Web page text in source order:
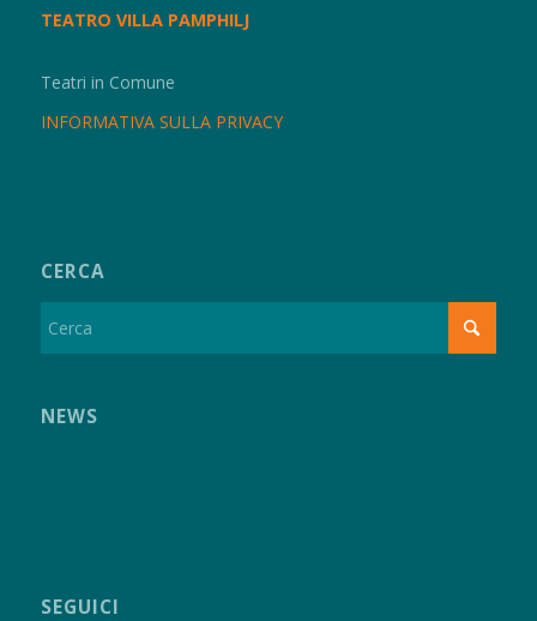
TEATRO VILLA PAMPHILJ
Teatri in Comune
INFORMATIVA SULLA PRIVACY
CERCA
NEWS
SEGUICI